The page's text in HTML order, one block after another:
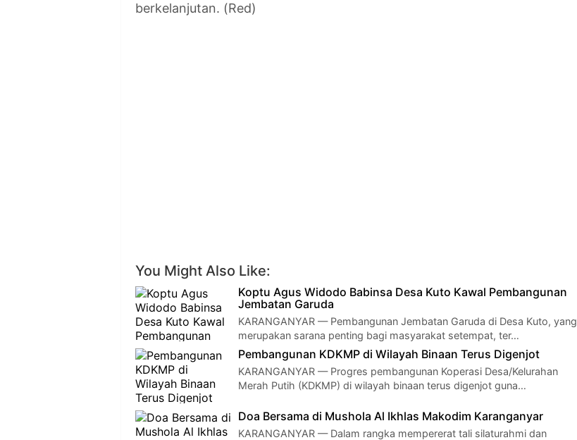
berkelanjutan. (Red)
You Might Also Like:
Koptu Agus Widodo Babinsa Desa Kuto Kawal Pembangunan
Jembatan Garuda
KARANGANYAR — Pembangunan Jembatan Garuda di Desa Kuto, yang
merupakan sarana penting bagi masyarakat setempat, ter…
Pembangunan KDKMP di Wilayah Binaan Terus Digenjot
KARANGANYAR — Progres pembangunan Koperasi Desa/Kelurahan
Merah Putih (KDKMP) di wilayah binaan terus digenjot guna…
Doa Bersama di Mushola Al Ikhlas Makodim Karanganyar
KARANGANYAR — Dalam rangka mempererat tali silaturahmi dan